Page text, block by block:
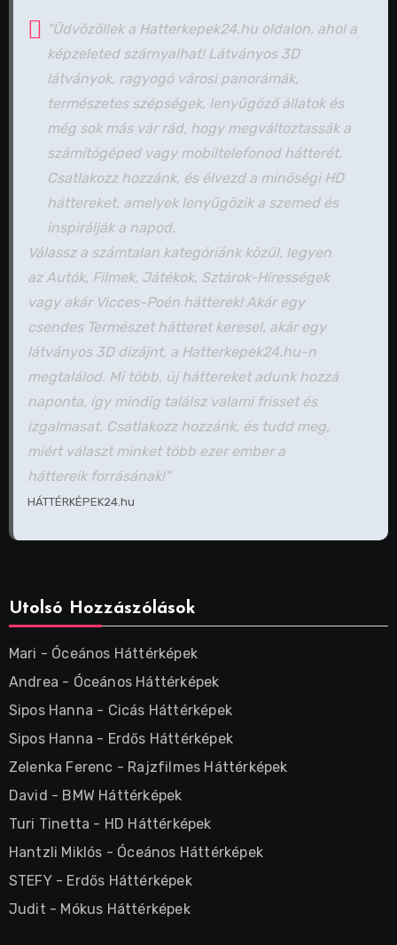
"Üdvözöllek a Hatterkepek24.hu oldalon, ahol a
képzeleted szárnyalhat! Látványos 3D
látványok, ragyogó városi panorámák,
természetes szépségek, lenyűgöző állatok és
még sok más vár rád, hogy megváltoztassák a
számítógéped vagy mobiltelefonod hátterét.
Csatlakozz hozzánk, és élvezd a minőségi HD
háttereket, amelyek lenyűgözik a szemed és
inspirálják a napod.
Válassz a számtalan kategóriánk közül, legyen
az Autók, Filmek, Játékok, Sztárok-Hírességek
vagy akár Vicces-Poén hátterek! Akár egy
csendes Természet hátteret keresel, akár egy
látványos 3D dizájnt, a Hatterkepek24.hu-n
megtalálod. Mi több, új háttereket adunk hozzá
naponta, így mindig találsz valami frisset és
izgalmasat. Csatlakozz hozzánk, és tudd meg,
miért választ minket több ezer ember a
háttereik forrásának!"
HÁTTÉRKÉPEK24.hu
Utolsó Hozzászólások
Mari - Óceános Háttérképek
Andrea - Óceános Háttérképek
Sipos Hanna - Cicás Háttérképek
Sipos Hanna - Erdős Háttérképek
Zelenka Ferenc - Rajzfilmes Háttérképek
David - BMW Háttérképek
Turi Tinetta - HD Háttérképek
Hantzli Miklós - Óceános Háttérképek
STEFY- Erdős Háttérképek
Judit - Mókus Háttérképek